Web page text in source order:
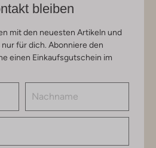
bleiben
mit den neuesten Artikeln und
für dich. Abonniere den
einen Einkaufsgutschein im